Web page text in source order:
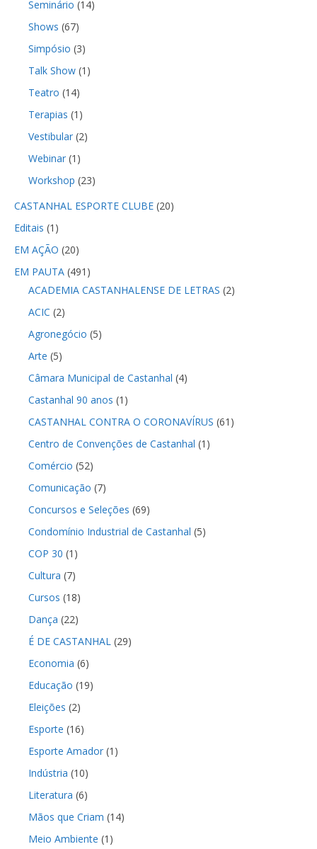
Seminário (14)
Shows (67)
Simpósio (3)
Talk Show(1)
Teatro (14)
Terapias (1)
Vestibular(2)
Webinar(1)
Workshop (23)
CASTANHAL ESPORTE CLUBE(20)
Editais (1)
EM AÇÃO (20)
EM PAUTA(491)
ACADEMIA CASTANHALENSE DE LETRAS (2)
ACIC (2)
Agronegócio (5)
Arte (5)
Câmara Municipal de Castanhal (4)
Castanhal 90 anos (1)
CASTANHAL CONTRA O CORONAVÍRUS (61)
Centro de Convenções de Castanhal (1)
Comércio (52)
Comunicação (7)
Concursos e Seleções (69)
Condomínio Industrial de Castanhal (5)
COP 30 (1)
Cultura (7)
Cursos (18)
Dança (22)
É DE CASTANHAL(29)
Economia (6)
Educação (19)
Eleições (2)
Esporte (16)
Esporte Amador(1)
Indústria (10)
Literatura (6)
Mãos que Criam (14)
Meio Ambiente (1)